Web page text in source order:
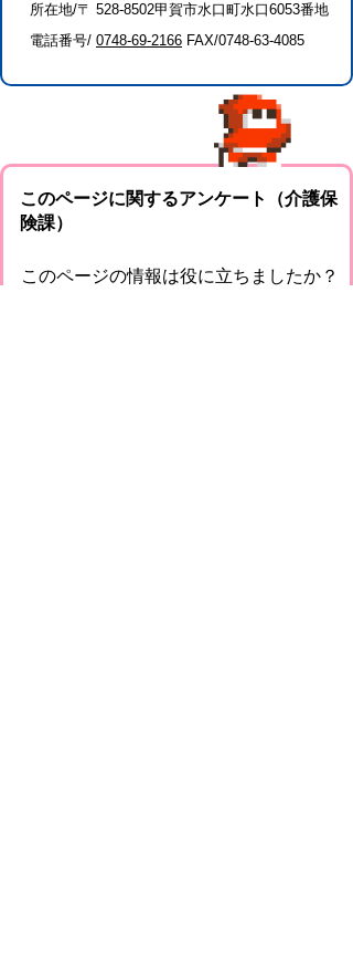
所在地/〒 528-8502甲賀市水口町水口6053番地
電話番号/ 0748-69-2166 FAX/0748-63-4085
このページに関するアンケート（介護保
険課）
このページの情報は役に立ちましたか？